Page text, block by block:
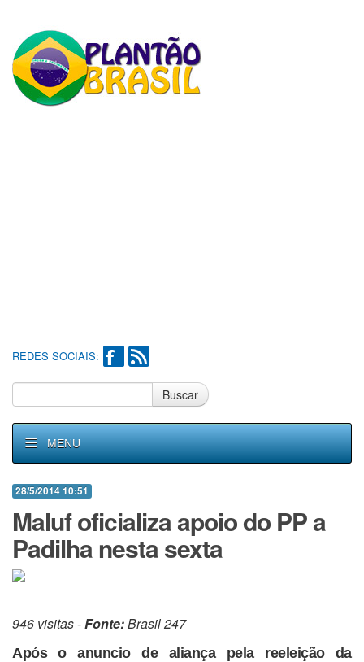
REDES SOCIAIS:
Buscar
MENU
28/5/2014 10:51
Maluf oficializa apoio do PP a
Padilha nesta sexta
946 visitas -Fonte:Brasil 247
Após o anuncio de aliança pela reeleição da